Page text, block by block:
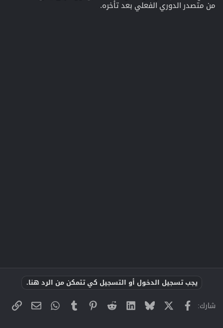
من متصدر الدوري الفعلي بعد تأخره.
يجب تسجيل الدخول أو التسجيل كي تتمكن من الرد هنا.
شارك: فيسبوك Bluesky
LinkedIn
Reddit
Pinterest
Tumblr
WhatsApp
البريد